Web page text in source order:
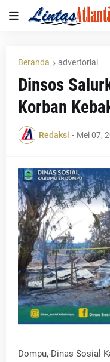
Beranda advertorial
Dinsos
Korban
Redaksi - Mei 07,
Dompu,-Dinas Sosial